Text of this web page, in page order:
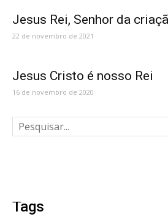
Jesus Rei, Senhor da
22 de novembro de 2021
Jesus Cristo é nosso Rei
16 de novembro de 2020
Tags